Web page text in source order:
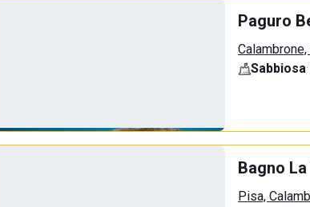
Paguro
Sabbiosa·
Bagno
Pisa,